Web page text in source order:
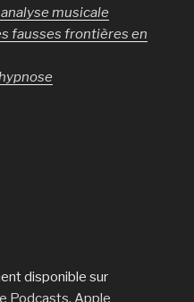
musicale
fausses frontières en
disponible sur
Podcasts, Apple